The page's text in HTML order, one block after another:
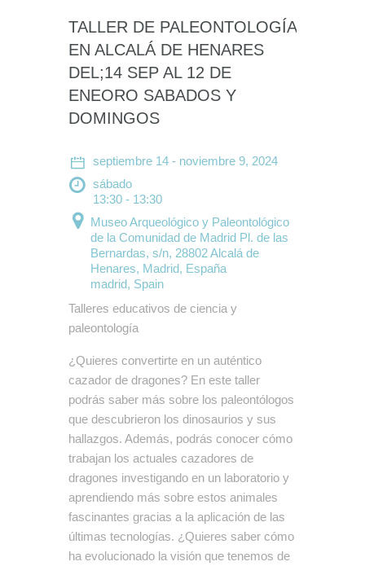
TALLER DE PALEONTOLOGÍA
EN ALCALÁ DE HENARES
DEL;14 SEP AL 12 DE
ENEORO SABADOS Y
DOMINGOS
septiembre 14 - noviembre 9, 2024
sábado
13:30 - 13:30
Museo Arqueológico y Paleontológico
de la Comunidad de Madrid Pl. de las
Bernardas, s/n, 28802 Alcalá de
Henares, Madrid, España
madrid, Spain
Talleres educativos de ciencia y
paleontología
¿Quieres convertirte en un auténtico
cazador de dragones? En este taller
podrás saber más sobre los paleontólogos
que descubrieron los dinosaurios y sus
hallazgos. Además, podrás conocer cómo
trabajan los actuales cazadores de
dragones investigando en un laboratorio y
aprendiendo más sobre estos animales
fascinantes gracias a la aplicación de las
últimas tecnologías. ¿Quieres saber cómo
ha evolucionado la visión que tenemos de